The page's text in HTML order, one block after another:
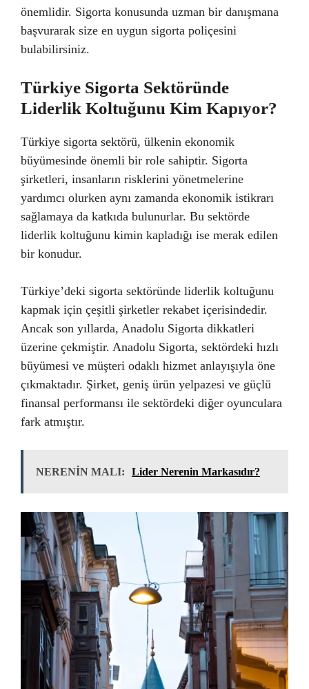
önemlidir. Sigorta konusunda uzman bir danışmana
başvurarak size en uygun sigorta poliçesini
bulabilirsiniz.
Türkiye Sigorta Sektöründe
Liderlik Koltuğunu Kim Kapıyor?
Türkiye sigorta sektörü, ülkenin ekonomik
büyümesinde önemli bir role sahiptir. Sigorta
şirketleri, insanların risklerini yönetmelerine
yardımcı olurken aynı zamanda ekonomik istikrarı
sağlamaya da katkıda bulunurlar. Bu sektörde
liderlik koltuğunu kimin kapladığı ise merak edilen
bir konudur.
Türkiye’deki sigorta sektöründe liderlik koltuğunu
kapmak için çeşitli şirketler rekabet içerisindedir.
Ancak son yıllarda, Anadolu Sigorta dikkatleri
üzerine çekmiştir. Anadolu Sigorta, sektördeki hızlı
büyümesi ve müşteri odaklı hizmet anlayışıyla öne
çıkmaktadır. Şirket, geniş ürün yelpazesi ve güçlü
finansal performansı ile sektördeki diğer oyunculara
fark atmıştır.
NERENİN MALI: Lider Nerenin Markasıdır?